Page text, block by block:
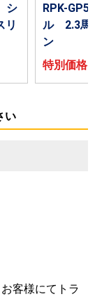
シ
リ
RPK-
ル 2.3馬
ン
特別価
い
客様にてトラ